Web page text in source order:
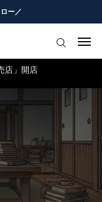
ー／
らせ
店」開店
せ
せ
」開店
イドライン